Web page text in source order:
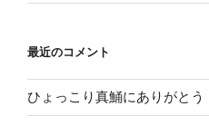
最近のコメント
ひょっこり真鯒にありがとう